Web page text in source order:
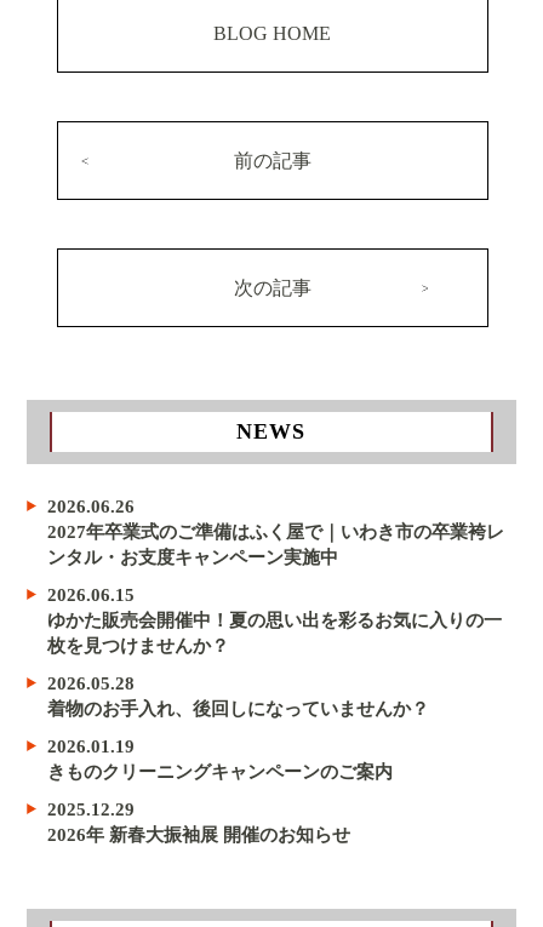
BLOG HOME
前の記事
次の記事
NEWS
2026.06.26
2027年卒業式のご準備はふく屋で｜いわき市の卒業袴レ
ンタル・お支度キャンペーン実施中
2026.06.15
ゆかた販売会開催中！夏の思い出を彩るお気に入りの一
枚を見つけませんか？
2026.05.28
着物のお手入れ、後回しになっていませんか？
2026.01.19
きものクリーニングキャンペーンのご案内
2025.12.29
2026年 新春大振袖展 開催のお知らせ